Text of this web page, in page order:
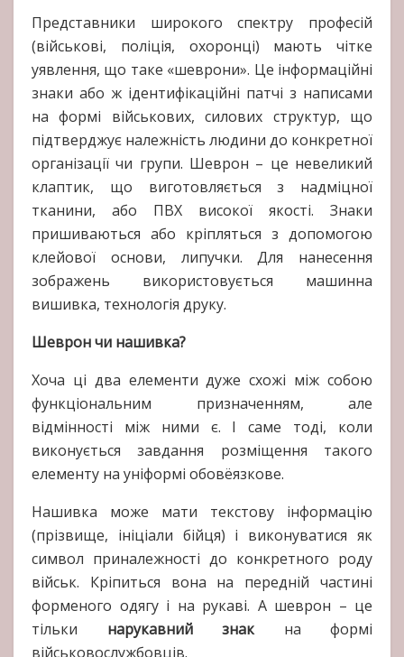
Представники широкого спектру професій
(військові, поліція, охоронці) мають чітке
уявлення, що таке «шеврони». Це інформаційні
знаки або ж ідентифікаційні патчі з написами
на формі військових, силових структур, що
підтверджує належність людини до конкретної
організації чи групи. Шеврон – це невеликий
клаптик, що виготовляється з надміцної
тканини, або ПВХ високої якості. Знаки
пришиваються або кріпляться з допомогою
клейової основи, липучки. Для нанесення
зображень використовується машинна
вишивка, технологія друку.
Шеврон чи нашивка?
Хоча ці два елементи дуже схожі між собою
функціональним призначенням, але
відмінності між ними є. І саме тоді, коли
виконується завдання розміщення такого
елементу на уніформі обовёязкове.
Нашивка може мати текстову інформацію
(прізвище, ініціали бійця) і виконуватися як
символ приналежності до конкретного роду
військ. Кріпиться вона на передній частині
форменого одягу і на рукаві. А шеврон – це
тільки нарукавний знакна формі
військовослужбовців.